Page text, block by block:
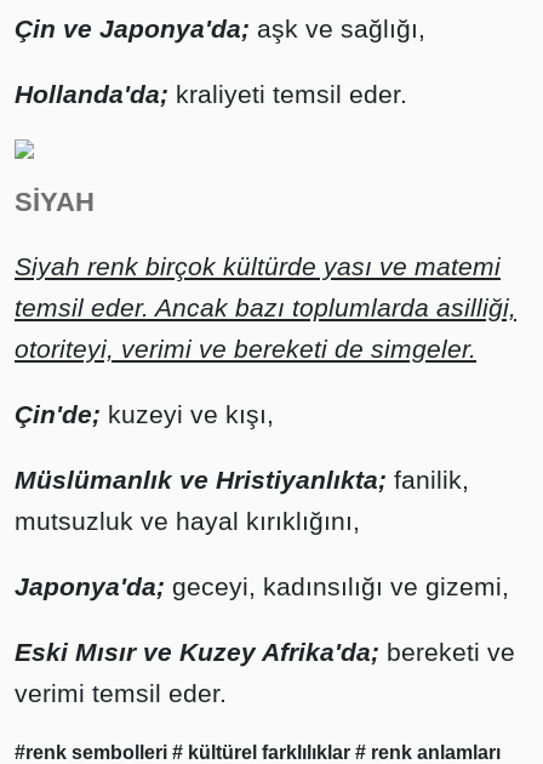
Çin ve Japonya'da; aşk ve sağlığı,
Hollanda'da; kraliyeti temsil eder.
SİYAH
Siyah renk birçok kültürde yası ve matemi
temsil eder. Ancak bazı toplumlarda asilliği,
otoriteyi, verimi ve bereketi de simgeler.
Çin'de; kuzeyi ve kışı,
Müslümanlık ve Hristiyanlıkta; fanilik,
mutsuzluk ve hayal kırıklığını,
Japonya'da; geceyi, kadınsılığı ve gizemi,
Eski Mısır ve Kuzey Afrika'da; bereketi ve
verimi temsil eder.
#renk sembolleri # kültürel farklılıklar # renk anlamları